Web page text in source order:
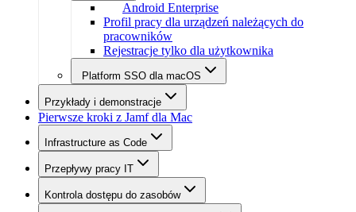
Android Enterprise
Profil pracy dla urządzeń należących do
pracowników
Rejestracje tylko dla użytkownika
Platform SSO dla macOS
Przykłady i demonstracje
Pierwsze kroki z Jamf dla Mac
Infrastructure as Code
Przepływy pracy IT
Kontrola dostępu do zasobów